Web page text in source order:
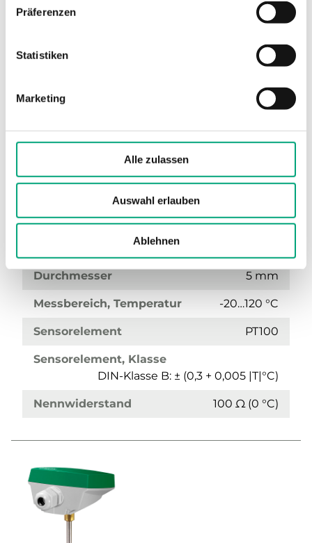
Präferenzen
Statistiken
Marketing
Alle zulassen
Auswahl erlauben
Ablehnen
TG-IH3/PT100-90
Sensor-Schnittstelle
Medientemperatur Grenzwerte -20…120 °C
Durchmesser 5 mm
Messbereich, Temperatur -20…120 °C
Sensorelement PT100
Sensorelement, Klasse
DIN-Klasse B: ± (0,3 + 0,005 |T|°C)
Nennwiderstand 100 Ω (0 °C)